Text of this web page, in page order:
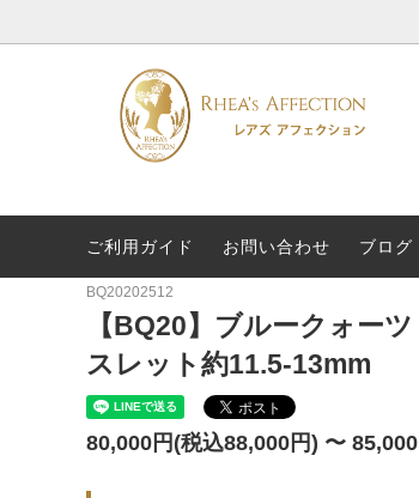
名前から選ぶ
浄化グッズ
糸の交換
ご利用ガイド お問い合わせ ブログ
BQ20202512
【BQ20】ブルークォー
スレット約11.5-13mm
80,000円(税込88,000円) 〜